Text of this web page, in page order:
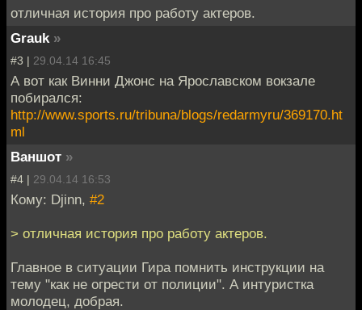
отличная история про работу актеров.
Grauk »
#3 | 29.04.14 16:45
А вот как Винни Джонс на Ярославском вокзале
побирался:
http://www.sports.ru/tribuna/blogs/redarmyru/369170.ht
ml
Ваншот »
#4 | 29.04.14 16:53
Кому: Djinn, #2
> отличная история про работу актеров.
Главное в ситуации Гира помнить инструкции на
тему "как не огрести от полиции". А интуристка
молодец, добрая.